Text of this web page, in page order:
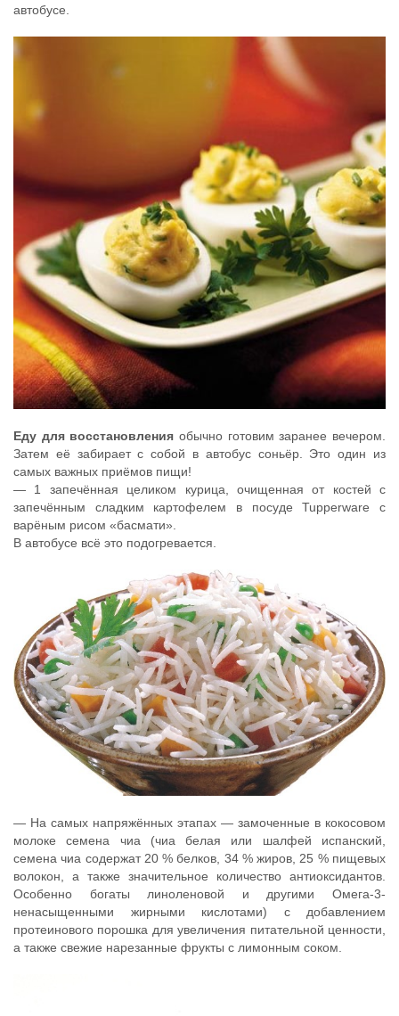
автобусе.
Еду для восстановления обычно готовим заранее вечером.
Затем её забирает с собой в автобус соньёр. Это один из
самых важных приёмов пищи!
— 1 запечённая целиком курица, очищенная от костей с
запечённым сладким картофелем в посуде Tupperware с
варёным рисом «басмати».
В автобусе всё это подогревается.
— На самых напряжённых этапах — замоченные в кокосовом
молоке семена чиа (чиа белая или шалфей испанский,
семена чиа содержат 20 % белков, 34 % жиров, 25 % пищевых
волокон, а также значительное количество антиоксидантов.
Особенно богаты линоленовой и другими Омега-3-
ненасыщенными жирными кислотами) с добавлением
протеинового порошка для увеличения питательной ценности,
а также свежие нарезанные фрукты с лимонным соком.